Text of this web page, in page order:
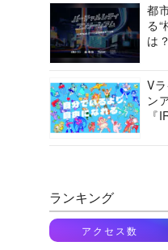
都
る“
は？
ー
V
ン
『
ランキング
アクセス数